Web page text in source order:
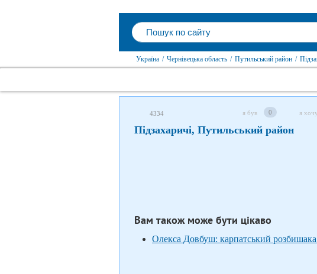
Україна / Чернівецька область / Путильський район /
4334 я був 0 я
Підзахаричі, Путильський район
Вам також може бути цікаво
Олекса Довбуш: карпатський розбишака